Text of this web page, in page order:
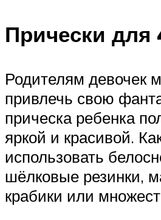
Прически для
Родителям девочек
привлечь свою
прическа ребенка
яркой и красивой.
использовать
шёлковые резинки,
крабики или